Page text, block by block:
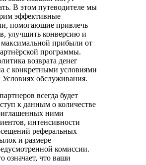
В этом путеводителе мы
эффективные
помогающие привлечь
улучшить конверсию и
максимальной прибыли от
программы.
возврата денег
с конкретными условиями
обслуживания.
всегда будет
к данным о количестве
ними
интенсивности
реферальных
и размере
комиссии.
означает, что ваши